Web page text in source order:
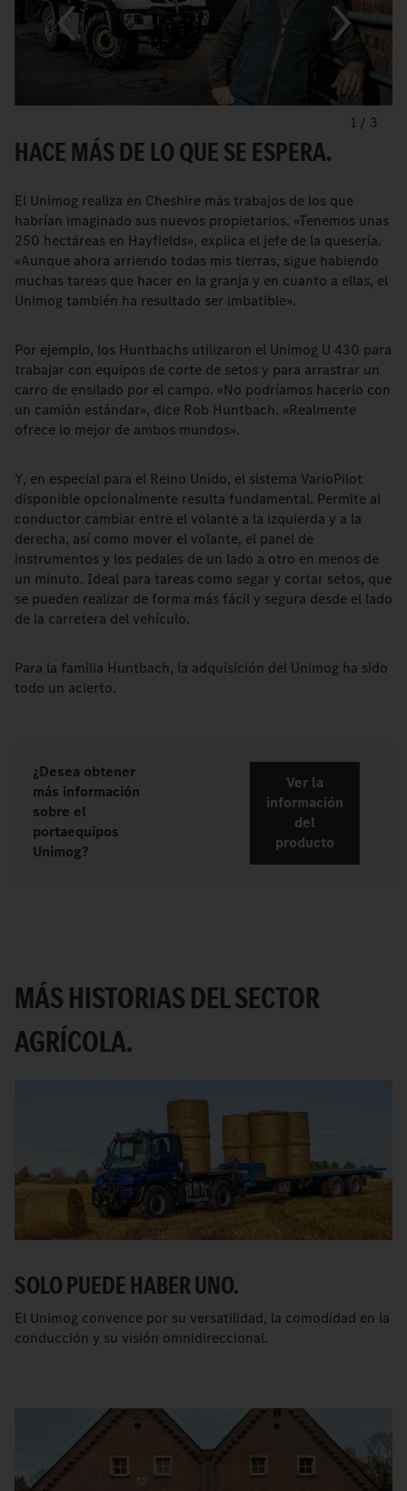
1 / 3
HACE MÁS DE LO QUE SE ESPERA.
El Unimog realiza en Cheshire más trabajos de los que
habrían imaginado sus nuevos propietarios. «Tenemos unas
250 hectáreas en Hayfields», explica el jefe de la quesería.
«Aunque ahora arriendo todas mis tierras, sigue habiendo
muchas tareas que hacer en la granja y en cuanto a ellas, el
Unimog también ha resultado ser imbatible».
Por ejemplo, los Huntbachs utilizaron el Unimog U 430 para
trabajar con equipos de corte de setos y para arrastrar un
carro de ensilado por el campo. «No podríamos hacerlo con
un camión estándar», dice Rob Huntbach. «Realmente
ofrece lo mejor de ambos mundos».
Y, en especial para el Reino Unido, el sistema VarioPilot
disponible opcionalmente resulta fundamental. Permite al
conductor cambiar entre el volante a la izquierda y a la
derecha, así como mover el volante, el panel de
instrumentos y los pedales de un lado a otro en menos de
un minuto. Ideal para tareas como segar y cortar setos, que
se pueden realizar de forma más fácil y segura desde el lado
de la carretera del vehículo.
Para la familia Huntbach, la adquisición del Unimog ha sido
todo un acierto.
¿Desea obtener
más información
sobre el
portaequipos
Unimog?
Ver la
información
del
producto
MÁS HISTORIAS DEL SECTOR
AGRÍCOLA.
SOLO PUEDE HABER UNO.
El Unimog convence por su versatilidad, la comodidad en la
conducción y su visión omnidireccional.